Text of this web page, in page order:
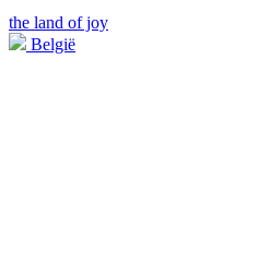
the land of joy
België